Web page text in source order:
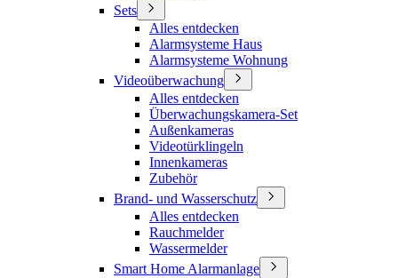
Sets
Alles entdecken
Alarmsysteme Haus
Alarmsysteme Wohnung
Videoüberwachung
Alles entdecken
Überwachungskamera-Set
Außenkameras
Videotürklingeln
Innenkameras
Zubehör
Brand- und Wasserschutz
Alles entdecken
Rauchmelder
Wassermelder
Smart Home Alarmanlage